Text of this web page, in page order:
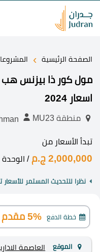
الصفحة الرئيسية ›
اسعار 2024
منطقة MU23
تبدأ الأسعار من
2,000,000 ج.م / الوحدة
نظرا للتحديث المستمر للأسعار
خطة الدفع 5% مقدم وتقسيط حتي 8 سنوات
الموقع العاصمة